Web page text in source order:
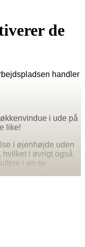
de
handler
i ude på
like!
i øjenhøjde uden
hvilket i øvrigt også
i en sy